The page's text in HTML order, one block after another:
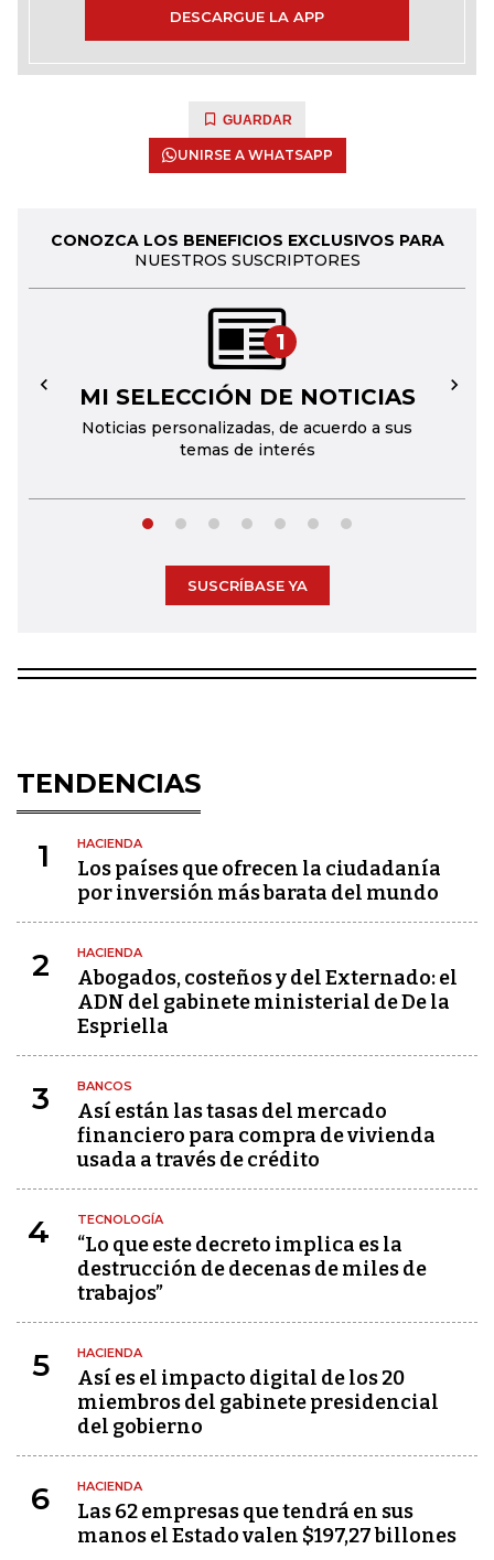
DESCARGUE LA APP
GUARDAR
UNIRSE A WHATSAPP
CONOZCA LOS BENEFICIOS EXCLUSIVOS PARA
NUESTROS SUSCRIPTORES
1
MI SELECCIÓN DE NOTICIAS
Noticias personalizadas, de acuerdo a sus
temas de interés
← →
SUSCRÍBASE YA
TENDENCIAS
1 HACIENDA
Los países que ofrecen la ciudadanía
por inversión más barata del mundo
2 HACIENDA
Abogados, costeños y del Externado: el
ADN del gabinete ministerial de De la
Espriella
3 BANCOS
Así están las tasas del mercado
financiero para compra de vivienda
usada a través de crédito
4 TECNOLOGÍA
“Lo que este decreto implica es la
destrucción de decenas de miles de
trabajos”
5 HACIENDA
Así es el impacto digital de los 20
miembros del gabinete presidencial
del gobierno
6 HACIENDA
Las 62 empresas que tendrá en sus
manos el Estado valen $197,27 billones